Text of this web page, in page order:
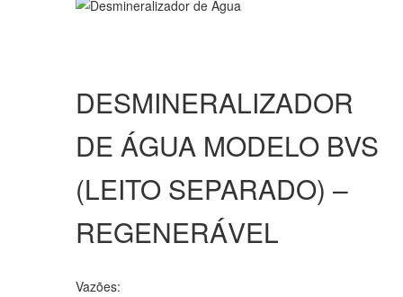
DESMINERALIZADOR
DE ÁGUA MODELO BVS
(LEITO SEPARADO) –
REGENERÁVEL
Vazões: